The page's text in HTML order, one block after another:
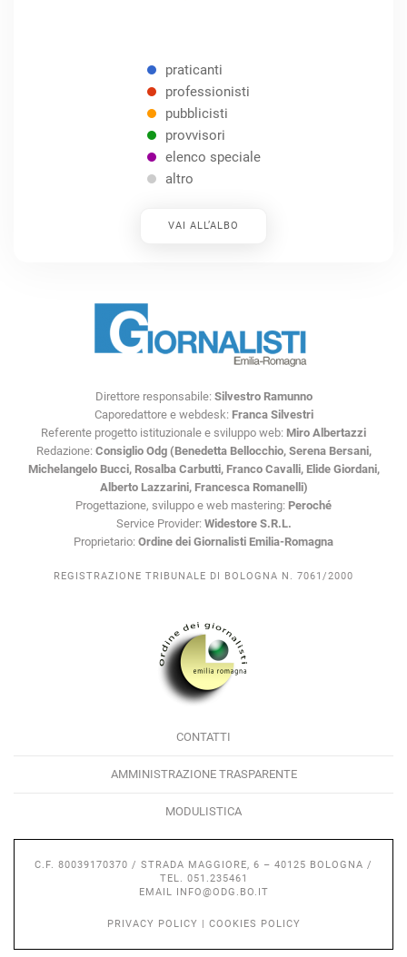
praticanti
professionisti
pubblicisti
provvisori
elenco speciale
altro
VAI ALL’ALBO
Direttore responsabile: Silvestro Ramunno
Caporedattore e webdesk: Franca Silvestri
Referente progetto istituzionale e sviluppo web: Miro Albertazzi
Redazione: Consiglio Odg (Benedetta Bellocchio, Serena Bersani,
Michelangelo Bucci, Rosalba Carbutti, Franco Cavalli, Elide Giordani,
Alberto Lazzarini, Francesca Romanelli)
Progettazione, sviluppo e web mastering: Peroché
Service Provider: Widestore S.R.L.
Proprietario: Ordine dei Giornalisti Emilia-Romagna
REGISTRAZIONE TRIBUNALE DI BOLOGNA N. 7061/2000
CONTATTI
AMMINISTRAZIONE TRASPARENTE
MODULISTICA
C.F. 80039170370 / STRADA MAGGIORE, 6 – 40125 BOLOGNA /
TEL. 051.235461
EMAIL INFO@ODG.BO.IT
PRIVACY POLICY | COOKIES POLICY